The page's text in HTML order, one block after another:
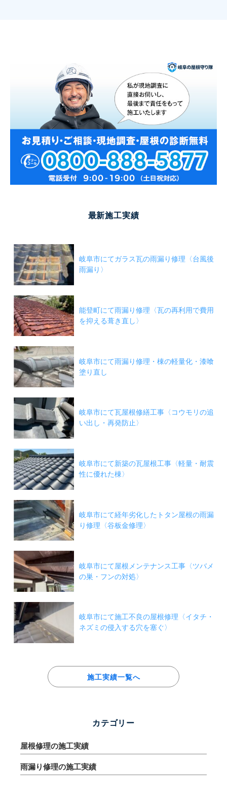
最新施工実績
岐阜市にてガラス瓦の雨漏り修理〈台風後
雨漏り〉
能登町にて雨漏り修理〈瓦の再利用で費用
を抑える葺き直し〉
岐阜市にて雨漏り修理・棟の軽量化・漆喰
塗り直し
岐阜市にて瓦屋根修繕工事〈コウモリの追
い出し・再発防止〉
岐阜市にて新築の瓦屋根工事〈軽量・耐震
性に優れた棟〉
岐阜市にて経年劣化したトタン屋根の雨漏
り修理〈谷板金修理〉
岐阜市にて屋根メンテナンス工事〈ツバメ
の巣・フンの対処〉
岐阜市にて施工不良の屋根修理〈イタチ・
ネズミの侵入する穴を塞ぐ〉
施工実績一覧へ
カテゴリー
屋根修理の施工実績
雨漏り修理の施工実績